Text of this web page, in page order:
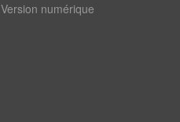
Version numérique